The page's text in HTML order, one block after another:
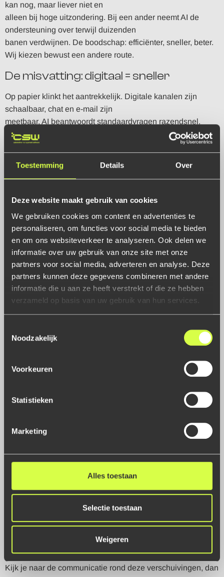
Toestemming Details Over
Deze website maakt gebruik van cookies
We gebruiken cookies om content en advertenties te
personaliseren, om functies voor social media te bieden
en om ons websiteverkeer te analyseren. Ook delen we
informatie over uw gebruik van onze site met onze
partners voor social media, adverteren en analyse. Deze
partners kunnen deze gegevens combineren met andere
informatie die u aan ze heeft verstrekt of die ze hebben
verzameld op basis van uw gebruik van hun services.
Noodzakelijk
Voorkeuren
Statistieken
Marketing
Alles toestaan
Selectie toestaan
Weigeren
kan nog, maar liever niet en
alleen bij hoge uitzondering. Bij een ander neemt AI de
ondersteuning over terwijl duizenden
banen verdwijnen. De boodschap: efficiënter, sneller, beter.
Wij kiezen bewust een andere route.
De misvatting: digitaal = sneller
Op papier klinkt het aantrekkelijk. Digitale kanalen zijn
schaalbaar, chat en e-mail zijn
meetbaar, AI beantwoordt standaardvragen razendsnel.
Maar “sneller” voor de organisatie is niet automatisch “beter”
voor de klant.
telefonisch contact wordt actief
een garagehouder die midden in zijn
urgent genoeg is om te bellen. Het
is een elegante manier om te zeggen: “We willen jullie
eigenlijk niet meer spreken, tenzij het
écht niet anders kan”.
Een voorbeeld uit de praktijk:
Je staat in de werkplaats. Een onderdelenbestelling loopt
vast door een koppelingsfout met de
foutmelding. Je planning staat stil
Een formulier of chatbot brengt je dan zelden verder. Je wilt
de context van jouw bedrijf kent
durft mee te bewegen buiten het standaard script
Intonatie, stilte, een zucht: het zijn allemaal signalen. Een
heb een vraagje” en “ik sta hier met een boze klant aan de
balie en ik heb nú hulp nodig”
Dat stuk verdwijnt als je klantcontact vooral ontwerpt vanuit
Digitalisering als glimmend jasje om
capaciteit terug te
Kijk je naar de communicatie rond deze verschuivingen, dan